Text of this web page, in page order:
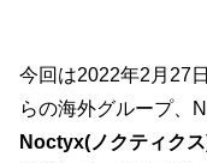
今回は2022年2月27
らの海外グループ、
Noctyx(ノクティク